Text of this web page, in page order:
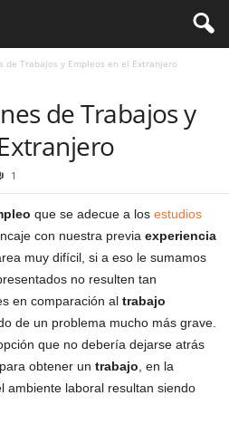
de Trabajos y Empleos en el Extranjero
de Trabajos y
1
que se adecue a los estudios
con nuestra previa experiencia
muy difícil, si a eso le sumamos
no resulten tan
en comparación al trabajo
de un problema mucho más grave.
que no debería dejarse atrás
para obtener un trabajo , en la
ambiente laboral resultan siendo